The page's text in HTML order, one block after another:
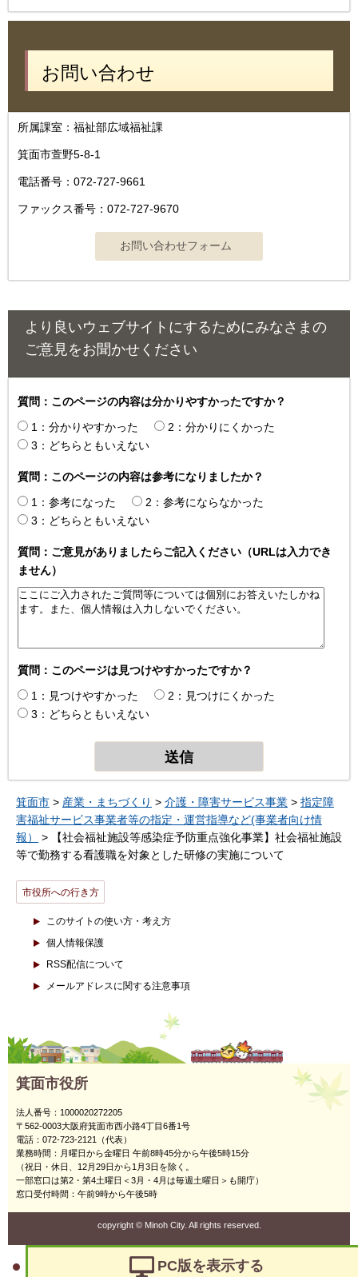
お問い合わせ
所属課室：福祉部広域福祉課
箕面市萱野5-8-1
電話番号：072-727-9661
ファックス番号：072-727-9670
より良いウェブサイトにするためにみなさまの
ご意見をお聞かせください
質問：このページの内容は分かりやすかったですか？
1：分かりやすかった
2：分かりにくかった
3：どちらともいえない
質問：このページの内容は参考になりましたか？
1：参考になった
2：参考にならなかった
3：どちらともいえない
質問：ご意見がありましたらご記入ください（URLは入力でき
ません）
質問：このページは見つけやすかったですか？
1：見つけやすかった
2：見つけにくかった
3：どちらともいえない
箕面市 > 産業・まちづくり > 介護・障害サービス事業 > 指定障
害福祉サービス事業者等の指定・運営指導など(事業者向け情
報）
> 【社会福祉施設等感染症予防重点強化事業】社会福祉施設
等で勤務する看護職を対象とした研修の実施について
市役所への行き方
このサイトの使い方・考え方
個人情報保護
RSS配信について
メールアドレスに関する注意事項
箕面市役所
法人番号：1000020272205
〒562-0003大阪府箕面市西小路4丁目6番1号
電話：072-723-2121（代表）
業務時間：月曜日から金曜日 午前8時45分から午後5時15分
（祝日・休日、12月29日から1月3日を除く。
一部窓口は第2・第4土曜日＜3月・4月は毎週土曜日＞も開庁）
窓口受付時間：午前9時から午後5時
copyright ©Minoh City. All rights reserved.
PC版を表示する